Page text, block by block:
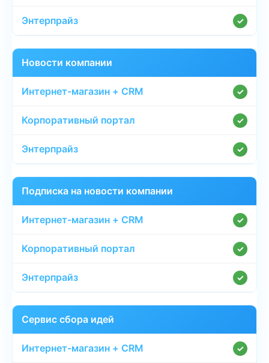
✓
Новости компании
✓
✓
✓
Подписка на новости компании
✓
✓
✓
Сервис сбора идей
✓